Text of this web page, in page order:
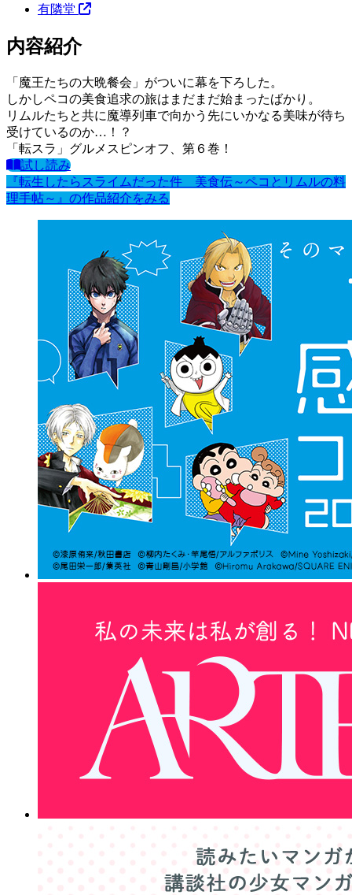
有隣堂
内容紹介
「魔王たちの大晩餐会」がついに幕を下ろした。
しかしペコの美食追求の旅はまだまだ始まったばかり。
リムルたちと共に魔導列車で向かう先にいかなる美味が待ち
受けているのか…！？
「転スラ」グルメスピンオフ、第６巻！
試し読み
『転生したらスライムだった件 美食伝～ペコとリムルの料
理手帖～』の作品紹介をみる